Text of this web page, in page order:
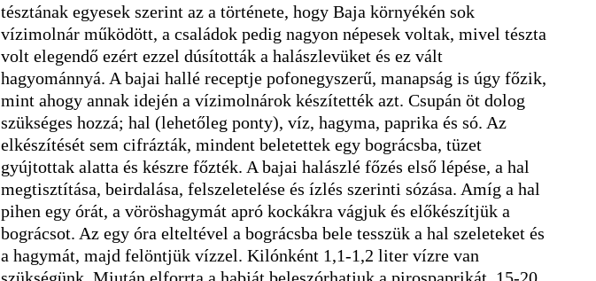
tésztának egyesek szerint az a története, hogy Baja környékén sok
vízimolnár működött, a családok pedig nagyon népesek voltak, mivel tészta
volt elegendő ezért ezzel dúsították a halászlevüket és ez vált
hagyománnyá. A bajai hallé receptje pofonegyszerű, manapság is úgy főzik,
mint ahogy annak idején a vízimolnárok készítették azt. Csupán öt dolog
szükséges hozzá; hal (lehetőleg ponty), víz, hagyma, paprika és só. Az
elkészítését sem cifrázták, mindent beletettek egy bográcsba, tüzet
gyújtottak alatta és készre főzték. A bajai halászlé főzés első lépése, a hal
megtisztítása, beirdalása, felszeletelése és ízlés szerinti sózása. Amíg a hal
pihen egy órát, a vöröshagymát apró kockákra vágjuk és előkészítjük a
bográcsot. Az egy óra elteltével a bográcsba bele tesszük a hal szeleteket és
a hagymát, majd felöntjük vízzel. Kilónként 1,1-1,2 liter vízre van